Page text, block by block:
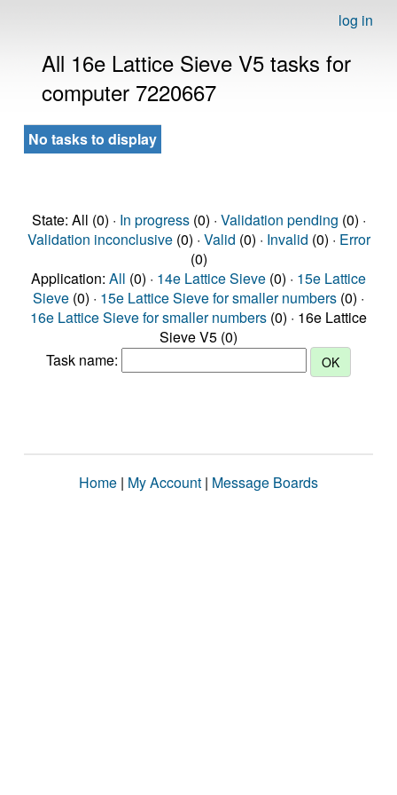
log in
All 16e Lattice Sieve V5 tasks for
computer 7220667
No tasks to display
State: All (0) · In progress(0) · Validation pending (0) ·
Validation inconclusive(0) · Valid (0) · Invalid (0) · Error
(0)
Application: All (0) · 14e Lattice Sieve (0) · 15e Lattice
Sieve (0) · 15e Lattice Sieve for smaller numbers (0) ·
16e Lattice Sieve for smaller numbers (0) · 16e Lattice
Sieve V5 (0)
Task name:
Home | My Account | Message Boards